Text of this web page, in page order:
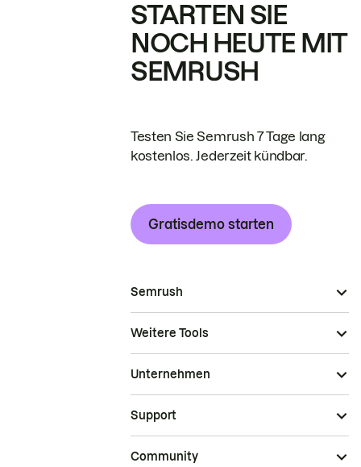
STARTEN SIE
NOCH HEUTE MIT
SEMRUSH
Testen Sie Semrush 7 Tage lang
kostenlos. Jederzeit kündbar.
Gratisdemo starten
Semrush
Weitere Tools
Unternehmen
Support
Community